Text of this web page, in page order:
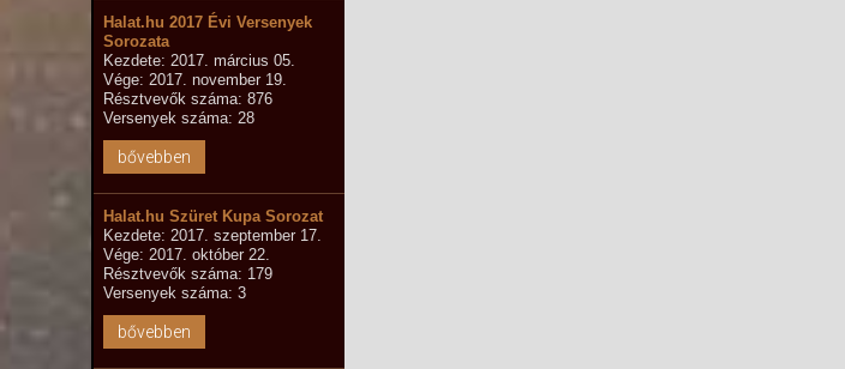
Halat.hu 2017 Évi Versenyek
Sorozata
Kezdete: 2017. március 05.
Vége: 2017. november 19.
Résztvevők száma: 876
Versenyek száma: 28
bővebben
Halat.hu Szüret Kupa Sorozat
Kezdete: 2017. szeptember 17.
Vége: 2017. október 22.
Résztvevők száma: 179
Versenyek száma: 3
bővebben